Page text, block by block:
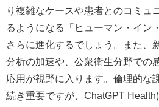
り複雑なケースや患者とのコミュ
るようになる「ヒューマン・イン
さらに進化するでしょう。また、
分析の加速や、公衆衛生分野での
応用が視野に入ります。倫理的な
続き重要ですが、ChatGPT Health